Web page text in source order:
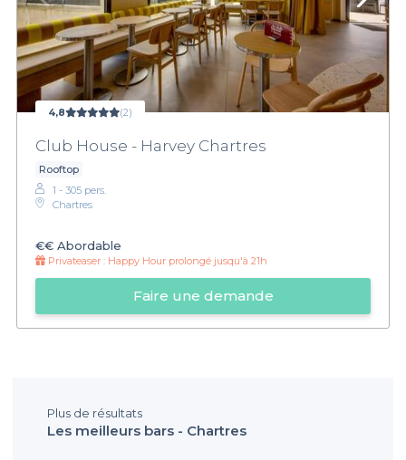
4,8 (2)
Club House - Harvey Chartres
Rooftop
1 - 305 pers.
Chartres
€€ Abordable
Privateaser : Happy Hour prolongé jusqu'à 21h
Faire une demande
Plus de résultats
Les meilleurs bars - Chartres